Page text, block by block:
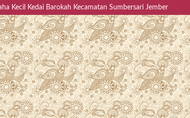
Kecil Kedai Barokah Kecamatan Sumbersari Jember